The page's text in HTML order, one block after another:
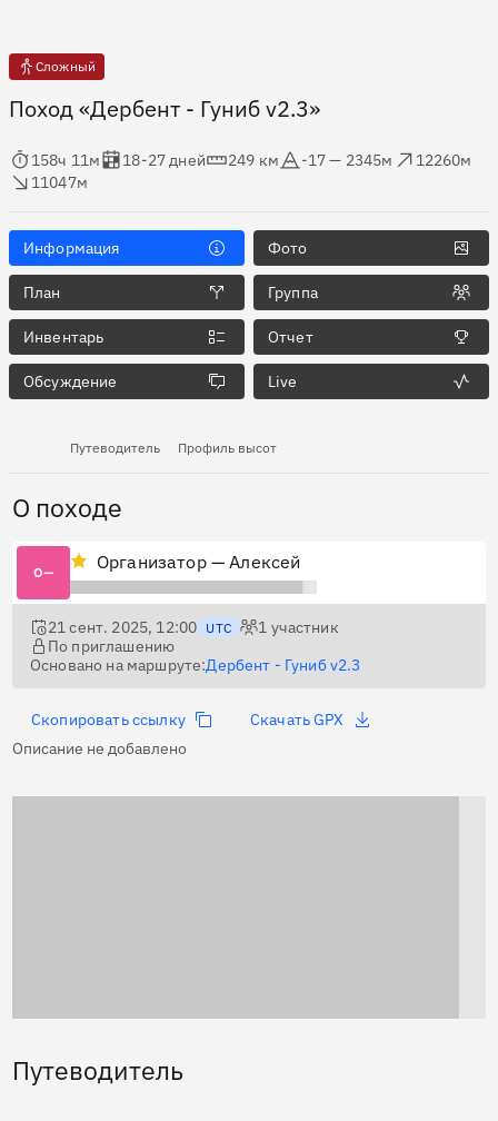
Сложный
Поход «Дербент - Гуниб v2.3»
в пути
158ч 11м
Оценка в днях
18-27 дней
Дистанция
249 км
Абсолютная высота
-17 — 2345м
12260м
11047м
Информация Фото
План Группа
Инвентарь Отчет
Обсуждение Live
Путеводитель Профиль высот
О походе
О— Организатор — Алексей
21 сент. 2025, 12:00 UTC 1 участник
По приглашению
Основано на маршруте:Дербент - Гуниб v2.3
Скопировать ссылку
Скачать GPX
Описание не добавлено
Путеводитель